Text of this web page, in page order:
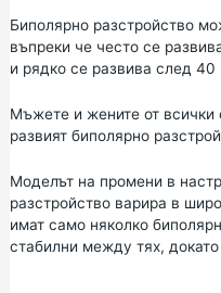
Биполярно разстройство
въпреки че често се
и рядко се развива след 40
Мъжете и жените от всички
развият биполярно
Моделът на промени в
разстройство варира в
имат само няколко
стабилни между тях,